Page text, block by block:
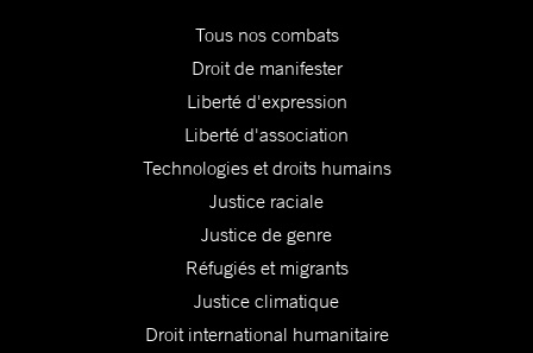
Tous nos combats
Droit de manifester
Liberté d'expression
Liberté d'association
Technologies et droits humains
Justice raciale
Justice de genre
Réfugiés et migrants
Justice climatique
Droit international humanitaire